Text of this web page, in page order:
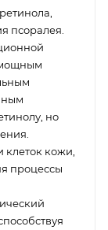
псоралея.
но
клеток кожи,
процессы